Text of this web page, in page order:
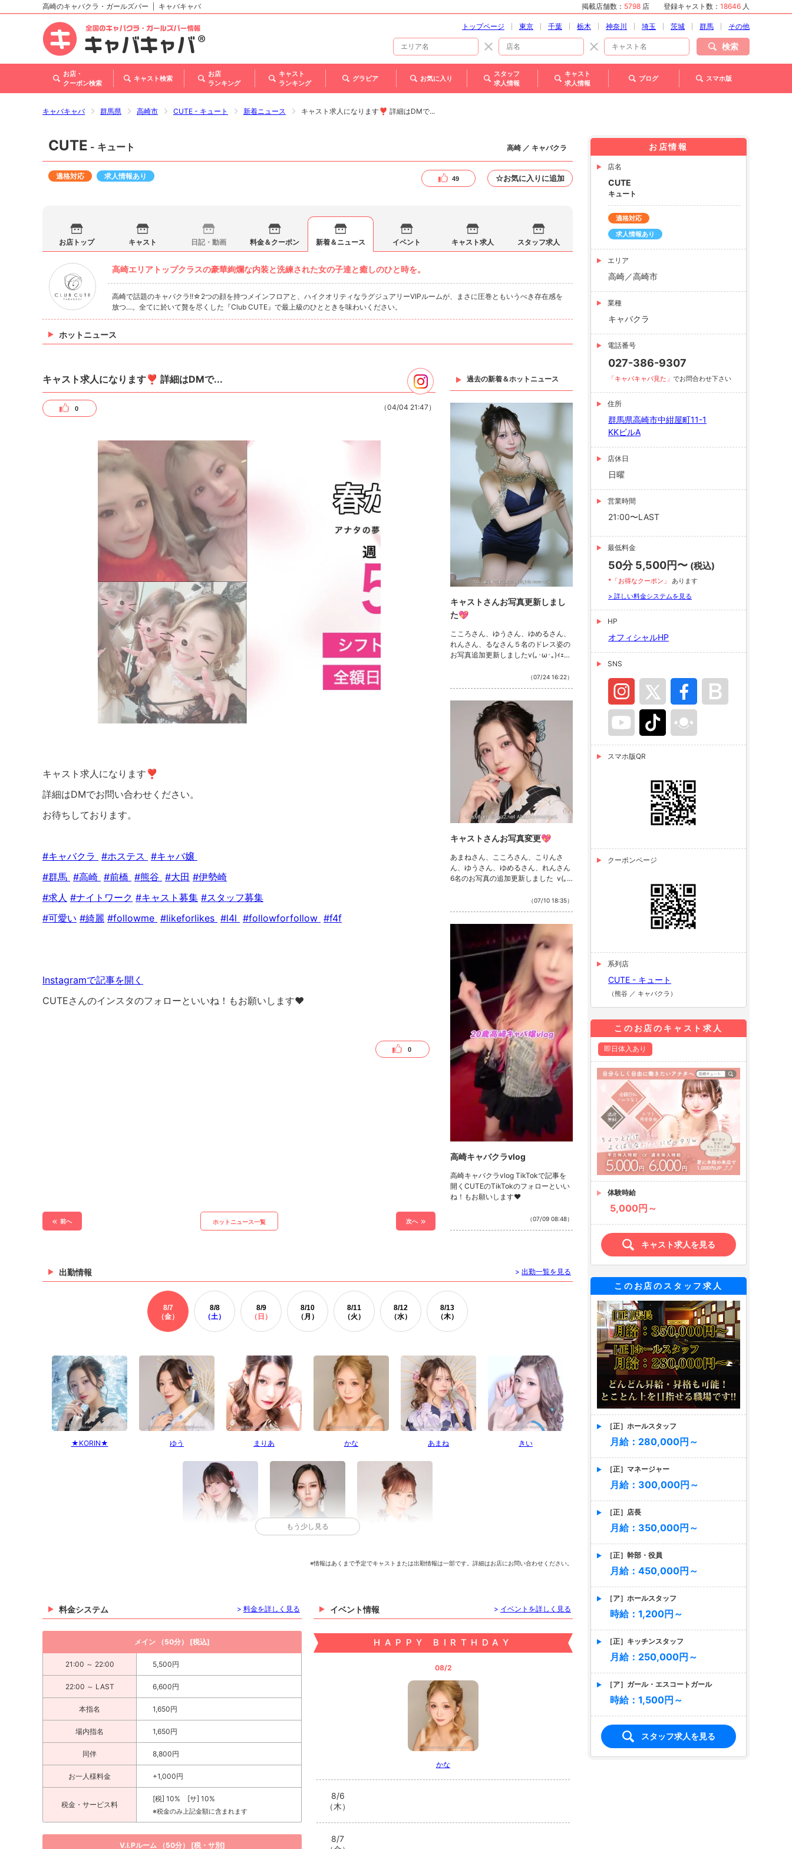
北海道
東北
甲信越・北陸
関西
高崎のキャバクラ・ガールズバー キャバキャバ 掲載店舗数： 5798 店 登録キャスト数： 18646 人
トップページ 東京 千葉 栃木 神奈川 埼玉 茨城 群馬 その他
検索
お店・
クーポン検索
キャスト検索
お店
ランキング
キャスト
ランキング
グラビア お気に入り
スタッフ
求人情報
キャスト
求人情報
ブログ スマホ版
キャバキャバ 群馬県 高崎市 CUTE - キュート 新着ニュース キャスト求人になります❣️ 詳細はDMで...
CUTE - キュート 高崎 ／ キャバクラ
適格対応 求人情報あり 49 ☆お気に入りに追加
お店トップ キャスト 日記・動画 料金＆クーポン 新着＆ニュース イベント キャスト求人 スタッフ求人
高崎エリアトップクラスの豪華絢爛な内装と洗練された女の子達と癒しのひと時を。
高崎で話題のキャバクラ!!☆2つの顔を持つメインフロアと、ハイクオリティなラグジュアリーVIPルームが、まさに圧巻ともいうべき存在感を
放つ…。全てに於いて贅を尽くした『Club CUTE』で最上級のひとときを味わいください。
ホットニュース
キャスト求人になります❣️ 詳細はDMで...
0 （04/04 21:47）
キャスト求人になります❣️
詳細はDMでお問い合わせください。
お待ちしております。
#キャバクラ #ホステス #キャバ嬢
#群馬 #高崎 #前橋 #熊谷 #大田 #伊勢崎
#求人 #ナイトワーク #キャスト募集 #スタッフ募集
#可愛い #綺麗 #followme #likeforlikes #l4l #followforfollow #f4f
Instagramで記事を開く
CUTEさんのインスタのフォローといいね！もお願いします❤︎
0
前へ ホットニュース一覧 次へ
過去の新着＆ホットニュース
キャストさんお写真更新しまし
た💖
こころさん、ゆうさん、ゆめるさん、
れんさん、るなさん５名のドレス姿の
お写真追加更新しましたv(｡･ω･｡)ｨｪｨ♪
nma/takasaki/takasaki/takasaki_cut
e/cast
（07/24 16:22）
キャストさんお写真変更💖
あまねさん、こころさん、こりんさ
ん、ゆうさん、ゆめるさん、れんさん
6名のお写真の追加更新しました v(｡･
www.caba2.net/gunma/takasaki/tak
asaki/takasaki_cute
（07/10 18:35）
高崎キャバクラvlog
高崎キャバクラvlog TikTokで記事を
開くCUTEのTikTokのフォローといい
ね！もお願いします❤
（07/09 08:48）
出勤情報 > 出勤一覧を見る
8/7
（金）
8/8
（土）
8/9
（日）
8/10
（月）
8/11
（火）
8/12
（水）
8/13
（木）
★KORIN★ ゆう まりあ かな あまね きい
もう少し見る
★KORIN★
※情報はあくまで予定でキャストまたは出勤情報は一部です。詳細はお店にお問い合わせください。
イベント情報 > イベントを詳しく見る
HAPPY BIRTHDAY
08/2
かな
8/6
（木）
8/7
料金システム > 料金を詳しく見る
メイン （50分） [税込]
21:00 ～ 22:00 5,500円
22:00 ～ LAST 6,600円
本指名 1,650円
場内指名 1,650円
同伴 8,800円
お一人様料金 +1,000円
税金・サービス料
[税] 10% [サ] 10%
※税金のみ上記金額に含まれます
V.I.Pルーム （50分） [税・サ別]
お店情報
店名
CUTE
キュート
適格対応
求人情報あり
エリア
高崎／高崎市
業種
キャバクラ
電話番号
027-386-9307
「キャバキャバ見た」 でお問合わせ下さい
住所
群馬県高崎市中紺屋町11-1
KKビルA
店休日
日曜
営業時間
21:00〜LAST
最低料金
50分 5,500円〜 (税込)
*「お得なクーポン」 あります
> 詳しい料金システムを見る
HP
オフィシャルHP
SNS
スマホ版QR
クーポンページ
系列店
CUTE - キュート
（熊谷 ／ キャバクラ）
このお店のキャスト求人
即日体入あり
体験時給
5,000円～
キャスト求人を見る
このお店のスタッフ求人
［正］ホールスタッフ
月給：280,000円～
［正］マネージャー
月給：300,000円～
［正］店長
月給：350,000円～
［正］幹部・役員
月給：450,000円～
［ア］ホールスタッフ
時給：1,200円～
［正］キッチンスタッフ
月給：250,000円～
［ア］ガール・エスコートガール
時給：1,500円～
スタッフ求人を見る